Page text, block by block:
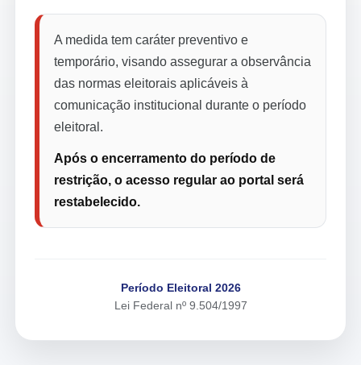
A medida tem caráter preventivo e
temporário, visando assegurar a observância
das normas eleitorais aplicáveis à
comunicação institucional durante o período
eleitoral.
Após o encerramento do período de
restrição, o acesso regular ao portal será
restabelecido.
Período Eleitoral 2026
Lei Federal nº 9.504/1997